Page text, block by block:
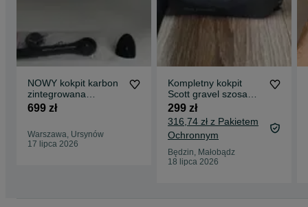
NOWY kokpit karbon
zintegrowana
kierownica Lapierre
uchwyt na licznik
699 zł
Warszawa, Ursynów
17 lipca 2026
Kompletny kokpit
Scott gravel szosa
Syncros, Nowy,
kierownica mostek
podkładki
299 zł
316,74 zł z Pakietem
Ochronnym
Będzin, Małobądz
18 lipca 2026